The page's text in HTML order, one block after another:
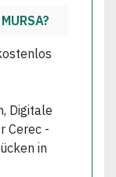
Digitale
Cerec -
in